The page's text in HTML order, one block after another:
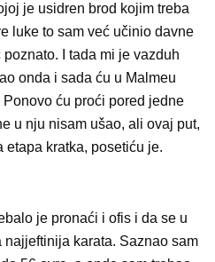
je usidren brod kojim treba
luke to sam već učinio davne
I tada mi je vazduh
onda i sada ću u Malmeu
ću proći pored jedne
u nju nisam ušao, ali ovaj put,
kratka, posetiću je.
je pronaći i ofis i da se u
karata. Saznao sam